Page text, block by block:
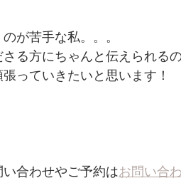
が苦手な私。。。
る方にちゃんと伝えられる
っていきたいと思います！
合わせやご予約はお問い合